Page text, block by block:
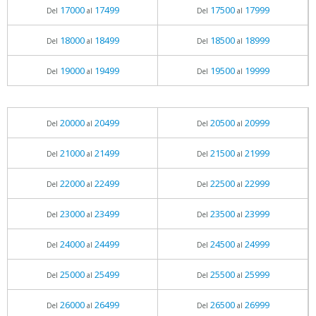
Del 17000al 17499 Del 17500al 17999
Del 18000al 18499 Del 18500al 18999
Del 19000al 19499 Del 19500al 19999
Del 20000al 20499 Del 20500al 20999
Del 21000al 21499 Del 21500al 21999
Del 22000al 22499 Del 22500al 22999
Del 23000al 23499 Del 23500al 23999
Del 24000al 24499 Del 24500al 24999
Del 25000al 25499 Del 25500al 25999
Del 26000al 26499 Del 26500al 26999